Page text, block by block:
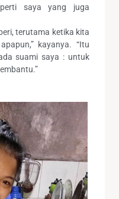
saya yang juga
terutama ketika kita
kayanya. “Itu
suami saya : untuk